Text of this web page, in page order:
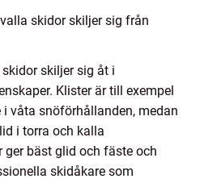
skidor skiljer sig från
skiljer sig åt i
Klister är till exempel
våta snöförhållanden, medan
i torra och kalla
bäst glid och fäste och
skidåkare som